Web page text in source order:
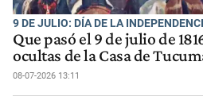
9 DE JULIO: DÍA DE LA
Que pasó el 9 de julio de
ocultas de la Casa de
08-07-2026 13:11